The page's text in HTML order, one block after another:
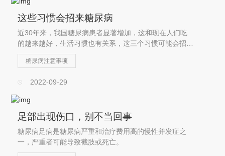
这些习惯会招来糖尿病
近30年来，我国糖尿病患者显著增加，这和现在人们吃
的越来越好，生活习惯也有关系，这三个习惯可能会招惹
糖尿病。
糖尿病注意事项
2022-09-29
足部出现伤口，别不当回事
糖尿病足病是糖尿病严重和治疗费用高的慢性并发症之
一，严重者可能导致截肢或死亡。